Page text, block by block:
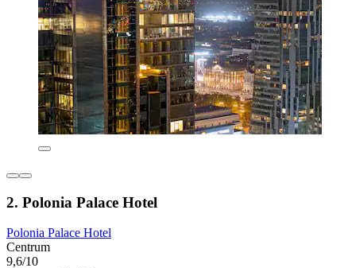
2. Polonia Palace Hotel
Polonia Palace Hotel
Centrum
9,6/10